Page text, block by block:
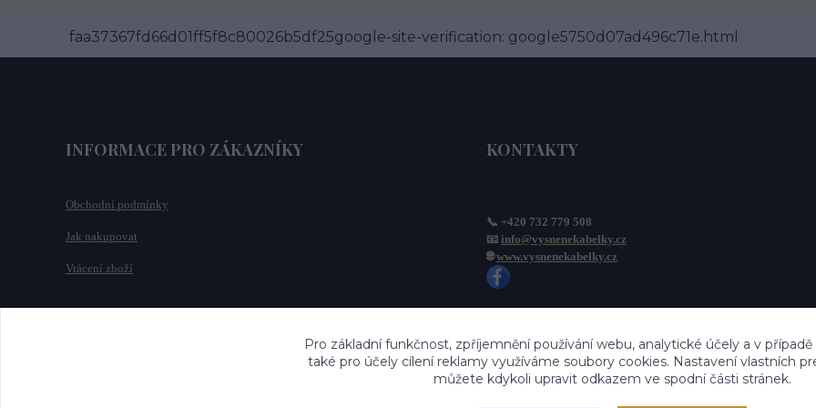
faa37367fd66d01ff5f8c80026b5df25google-site-verification: google5750d07ad496c71e.html
INFORMACE PRO ZÁKAZNÍKY
Obchodní podmínky
Jak nakupovat
Vrácení zboží
KONTAKTY
📞 +420 732 779 508
📧 info@vysnenekabelky.cz
🌐 www.vysnenekabelky.cz
Pro základní funkčnost, zpříjemnění používání webu, analytické účely a v případě
také pro účely cílení reklamy využíváme soubory cookies. Nastavení vlastních
můžete kdykoli upravit odkazem ve spodní části stránek.